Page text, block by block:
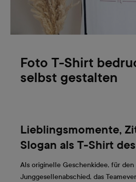
Foto T-Shirt
selbst gestalten
Lieblingsmomente,
Slogan als T-Shirt
Als originelle Geschenkidee, für den
Junggesellenabschied, das